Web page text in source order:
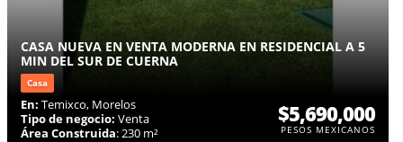
CASA NUEVA EN VENTA MODERNA EN RESIDENCIAL A 5
MIN DEL SUR DE CUERNA
Casa
En: Temixco, Morelos
Tipo de negocio: Venta
Área Construida: 230 m²
$5,690,000
PESOS MEXICANOS